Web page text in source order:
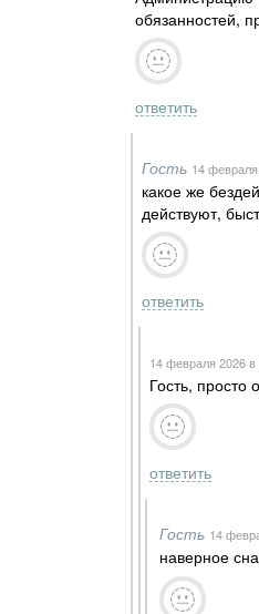
обязанностей,
ответить
Гость 14
какое же
действуют,
ответить
14 февраля 2026в
Гость, просто
ответить
Гость 14
наверное